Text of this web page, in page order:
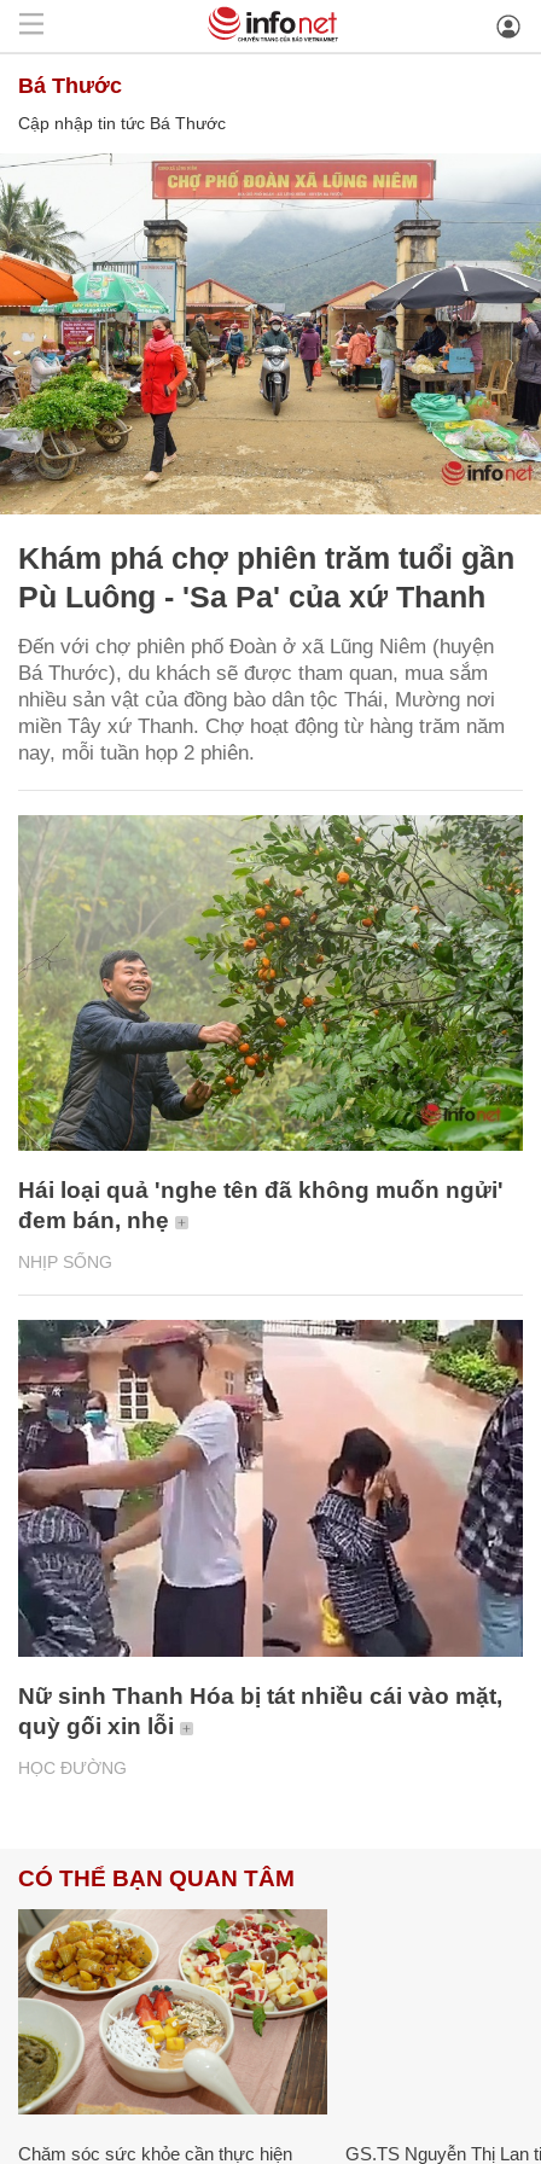
Bá Thước
Cập nhập tin tức Bá Thước
Khám phá chợ phiên trăm tuổi gần
Pù Luông - 'Sa Pa' của xứ Thanh
Đến với chợ phiên phố Đoàn ở xã Lũng Niêm (huyện
Bá Thước), du khách sẽ được tham quan, mua sắm
nhiều sản vật của đồng bào dân tộc Thái, Mường nơi
miền Tây xứ Thanh. Chợ hoạt động từ hàng trăm năm
nay, mỗi tuần họp 2 phiên.
NHỊP SỐNG
Hái loại quả 'nghe tên đã không muốn ngửi'
đem bán, nhẹ
HỌC ĐƯỜNG
Nữ sinh Thanh Hóa bị tát nhiều cái vào mặt,
quỳ gối xin lỗi
CÓ THỂ BẠN QUAN TÂM
Chăm sóc sức khỏe cần thực hiện GS.TS Nguyễn Thị Lan